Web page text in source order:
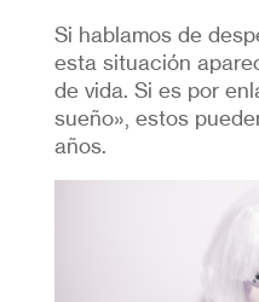
Si hablamos de
esta situación
de vida. Si es por
sueño», estos
años.